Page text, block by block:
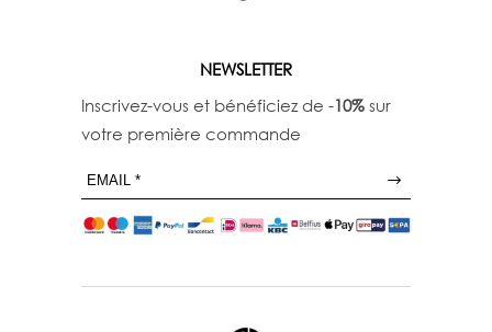
NEWSLETTER
Inscrivez-vous et bénéficiez de -10% sur
votre première commande